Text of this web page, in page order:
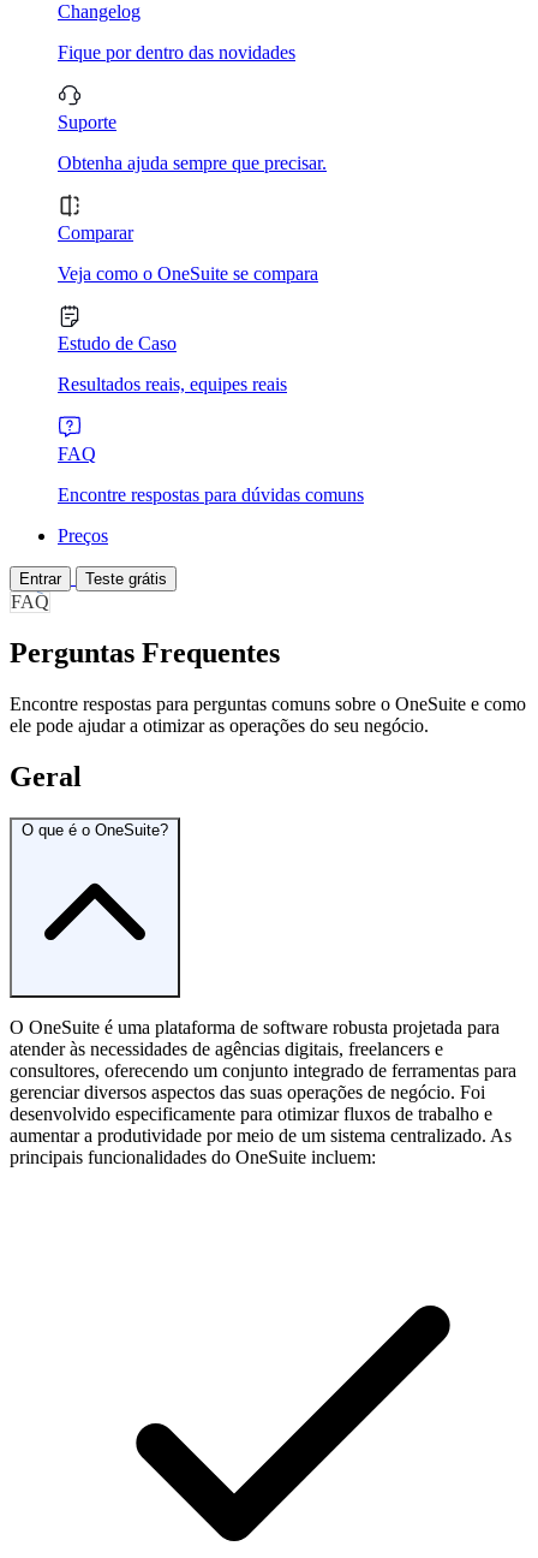
Changelog
Fique por dentro das novidades
Suporte
Obtenha ajuda sempre que precisar.
Comparar
Veja como o OneSuite se compara
Estudo de Caso
Resultados reais, equipes reais
FAQ
Encontre respostas para dúvidas comuns
Preços
Entrar Teste grátis
FAQ
Perguntas Frequentes
Encontre respostas para perguntas comuns sobre o OneSuite e como
ele pode ajudar a otimizar as operações do seu negócio.
Geral
O que é o OneSuite?
O OneSuite é uma plataforma de software robusta projetada para
atender às necessidades de agências digitais, freelancers e
consultores, oferecendo um conjunto integrado de ferramentas para
gerenciar diversos aspectos das suas operações de negócio. Foi
desenvolvido especificamente para otimizar fluxos de trabalho e
aumentar a produtividade por meio de um sistema centralizado. As
principais funcionalidades do OneSuite incluem: